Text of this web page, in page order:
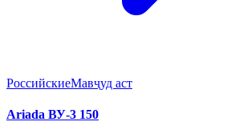
РоссийскиеМавҷуд аст
Ariada ВУ-3 150